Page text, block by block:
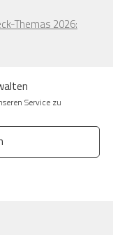
Service zu
Themas 2026:
freundliche